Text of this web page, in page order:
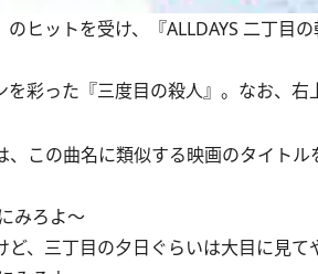
のヒットを受け、『ALLDAYS 二丁
彩った『三度目の殺人』。なお、右
この曲名に類似する映画のタイト
みろよ～
、三丁目の夕日ぐらいは大目に見て